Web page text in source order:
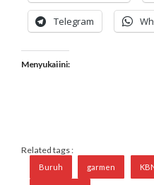
Telegram
Menyukai ini:
Related tags :
Buruh garmen